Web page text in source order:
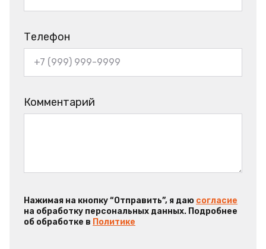
Телефон
Комментарий
Нажимая на кнопку “Отправить”, я даю согласие
на обработку персональных данных. Подробнее
об обработке в Политике